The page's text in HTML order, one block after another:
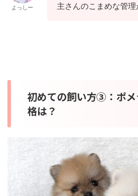
よっしー
主さんのこまめな管理
初めての飼い方③：ポメ
格は？